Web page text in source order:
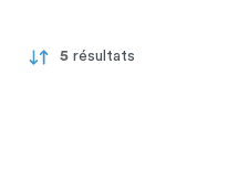
5 résultats